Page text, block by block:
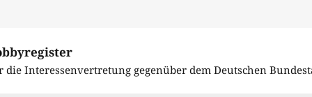
die Interessenvertretung gegenüber dem Deutschen